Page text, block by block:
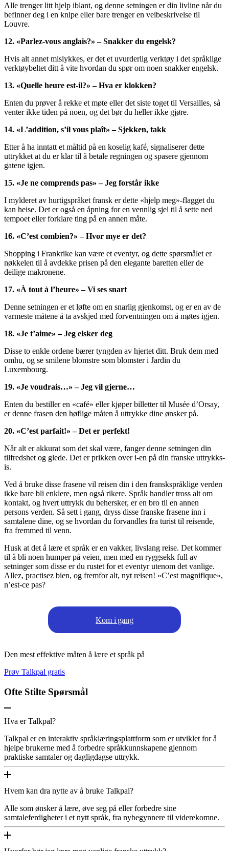
Alle trenger litt hjelp iblant, og denne setningen er din livline når du
befinner deg i en knipe eller bare trenger en veibeskrivelse til
Louvre.
12. «Parlez-vous anglais?» – Snakker du engelsk?
Hvis alt annet mislykkes, er det et uvurderlig verktøy i det språklige
verktøybeltet ditt å vite hvordan du spør om noen snakker engelsk.
13. «Quelle heure est-il?» – Hva er klokken?
Enten du prøver å rekke et møte eller det siste toget til Versailles, så
venter ikke tiden på noen, og det bør du heller ikke gjøre.
14. «L’addition, s’il vous plaît» – Sjekken, takk
Etter å ha inntatt et måltid på en koselig kafé, signaliserer dette
uttrykket at du er klar til å betale regningen og spasere gjennom
gatene igjen.
15. «Je ne comprends pas» – Jeg forstår ikke
I mylderet av hurtigspråket fransk er dette «hjelp meg»-flagget du
kan heise. Det er også en åpning for en vennlig sjel til å sette ned
tempoet eller forklare ting på en annen måte.
16. «C’est combien?» – Hvor mye er det?
Shopping i Frankrike kan være et eventyr, og dette spørsmålet er
nøkkelen til å avdekke prisen på den elegante baretten eller de
deilige makronene.
17. «À tout à l’heure» – Vi ses snart
Denne setningen er et løfte om en snarlig gjenkomst, og er en av de
varmeste måtene å ta avskjed med forventningen om å møtes igjen.
18. «Je t’aime» – Jeg elsker deg
Disse to enkle ordene bærer tyngden av hjertet ditt. Bruk dem med
omhu, og se smilene blomstre som blomster i Jardin du
Luxembourg.
19. «Je voudrais…» – Jeg vil gjerne…
Enten du bestiller en «café» eller kjøper billetter til Musée d’Orsay,
er denne frasen den høflige måten å uttrykke dine ønsker på.
20. «C’est parfait!» – Det er perfekt!
Når alt er akkurat som det skal være, fanger denne setningen din
tilfredshet og glede. Det er prikken over i-en på din franske uttrykks-
is.
Ved å bruke disse frasene vil reisen din i den franskspråklige verden
ikke bare bli enklere, men også rikere. Språk handler tross alt om
kontakt, og hvert uttrykk du behersker, er en bro til en annen
persons verden. Så sett i gang, dryss disse franske frasene inn i
samtalene dine, og se hvordan du forvandles fra turist til reisende,
fra fremmed til venn.
Husk at det å lære et språk er en vakker, livslang reise. Det kommer
til å bli noen humper på veien, men med en ryggsekk full av
setninger som disse er du rustet for et eventyr utenom det vanlige.
Allez, practisez bien, og fremfor alt, nyt reisen! «C’est magnifique»,
n’est-ce pas?
Kom i gang
Den mest effektive måten å lære et språk på
Prøv Talkpal gratis
Ofte Stilte Spørsmål
Hva er Talkpal?
Talkpal er en interaktiv språklæringsplattform som er utviklet for å
hjelpe brukerne med å forbedre språkkunnskapene gjennom
praktiske samtaler og dagligdagse uttrykk.
Hvem kan dra nytte av å bruke Talkpal?
Alle som ønsker å lære, øve seg på eller forbedre sine
samtaleferdigheter i et nytt språk, fra nybegynnere til viderekomne.